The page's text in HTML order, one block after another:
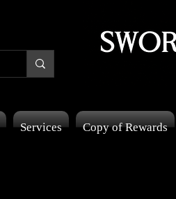
Services Copy of Rewards